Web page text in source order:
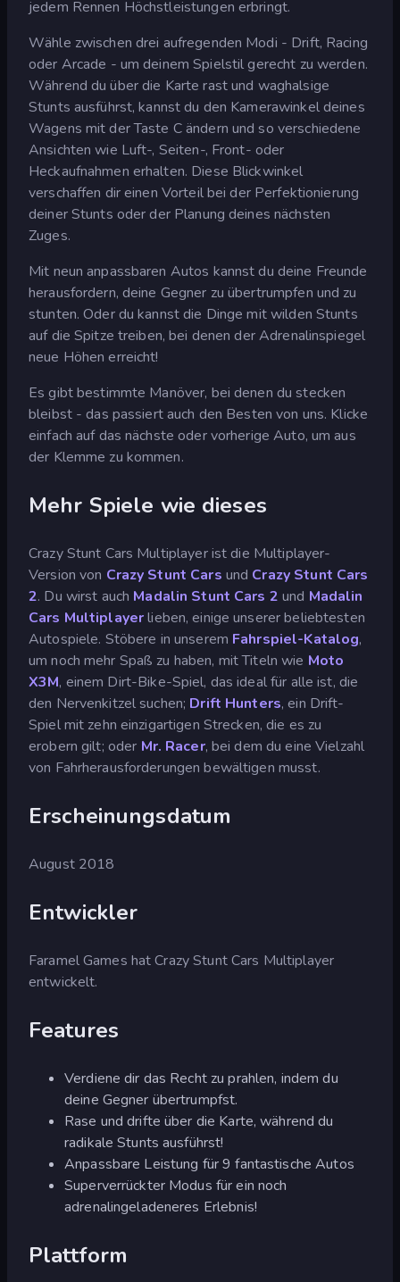
jedem Rennen Höchstleistungen erbringt.
Wähle zwischen drei aufregenden Modi - Drift, Racing
oder Arcade - um deinem Spielstil gerecht zu werden.
Während du über die Karte rast und waghalsige
Stunts ausführst, kannst du den Kamerawinkel deines
Wagens mit der Taste C ändern und so verschiedene
Ansichten wie Luft-, Seiten-, Front- oder
Heckaufnahmen erhalten. Diese Blickwinkel
verschaffen dir einen Vorteil bei der Perfektionierung
deiner Stunts oder der Planung deines nächsten
Zuges.
Mit neun anpassbaren Autos kannst du deine Freunde
herausfordern, deine Gegner zu übertrumpfen und zu
stunten. Oder du kannst die Dinge mit wilden Stunts
auf die Spitze treiben, bei denen der Adrenalinspiegel
neue Höhen erreicht!
Es gibt bestimmte Manöver, bei denen du stecken
bleibst - das passiert auch den Besten von uns. Klicke
einfach auf das nächste oder vorherige Auto, um aus
der Klemme zu kommen.
Mehr Spiele wie dieses
Crazy Stunt Cars Multiplayer ist die Multiplayer-
Version von Crazy Stunt Cars und Crazy Stunt Cars
2. Du wirst auch Madalin Stunt Cars 2 und Madalin
Cars Multiplayerlieben, einige unserer beliebtesten
Autospiele. Stöbere in unserem Fahrspiel-Katalog,
um noch mehr Spaß zu haben, mit Titeln wie Moto
X3M, einem Dirt-Bike-Spiel, das ideal für alle ist, die
den Nervenkitzel suchen; Drift Hunters, ein Drift-
Spiel mit zehn einzigartigen Strecken, die es zu
erobern gilt; oder Mr. Racer, bei dem du eine Vielzahl
von Fahrherausforderungen bewältigen musst.
Erscheinungsdatum
August 2018
Entwickler
Faramel Games hat Crazy Stunt Cars Multiplayer
entwickelt.
Features
Verdiene dir das Recht zu prahlen, indem du
deine Gegner übertrumpfst.
Rase und drifte über die Karte, während du
radikale Stunts ausführst!
Anpassbare Leistung für 9 fantastische Autos
Superverrückter Modus für ein noch
adrenalingeladeneres Erlebnis!
Plattform